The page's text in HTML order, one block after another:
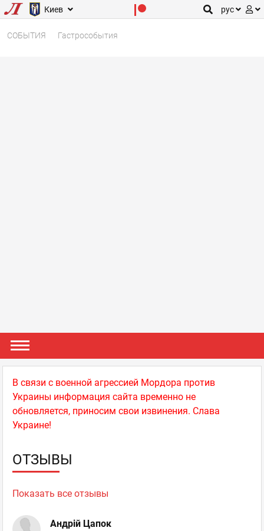
Киев рус
СОБЫТИЯ Гастрособытия
В связи с военной агрессией Мордора против
Украины информация сайта временно не
обновляется, приносим свои извинения. Слава
Украине!
ОТЗЫВЫ
Показать все отзывы
Андрій Цапок